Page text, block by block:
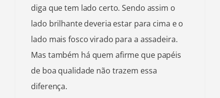
diga que tem lado certo. Sendo assim o
lado brilhante deveria estar para cima e o
lado mais fosco virado para a assadeira.
Mas também há quem afirme que papéis
de boa qualidade não trazem essa
diferença.